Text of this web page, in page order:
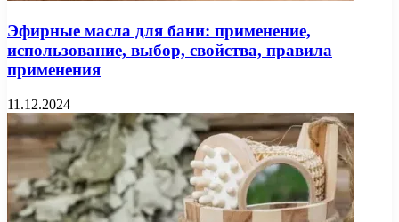
Эфирные масла для бани: применение,
использование, выбор, свойства, правила
применения
11.12.2024